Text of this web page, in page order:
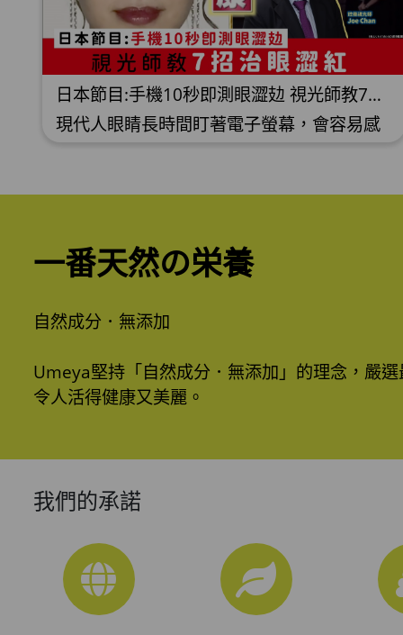
日本節目:手機10秒即測眼澀攰 視光師教7招治眼澀紅
現代人眼睛長時間盯著電子螢幕，會容易感
Font Definitions */ @font-face {font-
family:新細明體; panose-1:2 2 5 0 0 0 0 0 0
charset:136; mso-
一番天然の栄養
自然成分．無添加
Umeya堅持「自然成分．無添加」的理念，嚴
令人活得健康又美麗。
我們的承諾